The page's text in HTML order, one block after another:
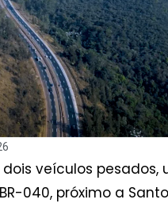
veículos
040, próximo a